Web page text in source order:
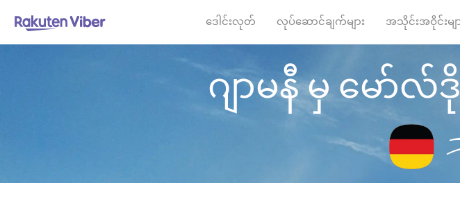
ဒေါင်းလုတ် လုပ်ဆောင်ချက်များ အသိုင်းအဝိုင်းမျ
ဂျာမနီ မှ မော်လ်